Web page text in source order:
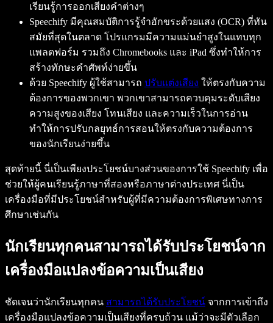
เรียนรู้การออกเสียงคำต่างๆ
Speechify มีคุณสมบัติการรู้จำอักขระด้วยแสง (OCR) ที่ทัน
สมัยที่สุดในตลาด โปรแกรมมีความแม่นยำสูงในแทบทุก
แพลตฟอร์ม รวมถึง Chromebooks และ iPad ซึ่งทำให้การ
สร้างทักษะคำศัพท์ง่ายขึ้น
ด้วย Speechify ผู้ใช้สามารถ ปรับแต่งเสียง ให้ตรงกับความ
ต้องการของพวกเขา พวกเขาสามารถควบคุมระดับเสียง
ความสูงของเสียง โทนเสียง และความเร็วในการอ่าน
ทำให้การปรับกลยุทธ์การสอนให้ตรงกับความต้องการ
ของนักเรียนง่ายขึ้น
สุดท้ายนี้ นี่เป็นเพียงประโยชน์บางส่วนของการใช้ Speechify เพื่อ
ช่วยให้ผู้คนเรียนรู้ภาษาที่สองหรือภาษาต่างประเทศ นี่เป็น
เครื่องมือที่มีประโยชน์สำหรับผู้ที่มีความต้องการพิเศษทางการ
ศึกษาเช่นกัน
นักเรียนทุกคนสามารถได้รับประโยชน์จาก
เครื่องมือแปลงข้อความเป็นเสียง
ชัดเจนว่านักเรียนทุกคน สามารถได้รับประโยชน์ จากการเข้าถึง
เครื่องมือแปลงข้อความเป็นเสียงที่ครบถ้วน แม้ว่าจะมีตัวเลือก